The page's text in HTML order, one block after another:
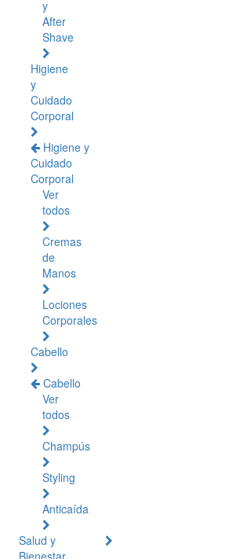
y
After
Shave
Higiene
y
Cuidado
Corporal
Higiene y
Cuidado
Corporal
Ver
todos
Cremas
de
Manos
Lociones
Corporales
Cabello
Cabello
Ver
todos
Champús
Styling
Anticaída
Salud y
Bienestar